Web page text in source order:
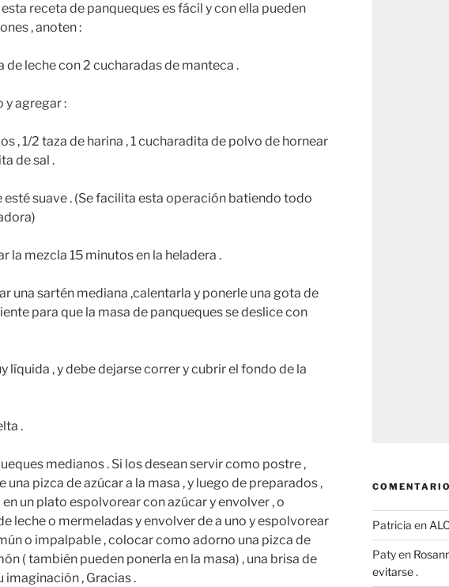
esta receta de panqueques es fácil y con ella pueden
, anoten :
de leche con 2 cucharadas de manteca .
y agregar :
, 1/2 taza de harina , 1 cucharadita de polvo de hornear
de sal .
esté suave . (Se facilita esta operación batiendo todo
la mezcla 15 minutos en la heladera .
una sartén mediana ,calentarla y ponerle una gota de
para que la masa de panqueques se deslice con
líquida , y debe dejarse correr y cubrir el fondo de la
.
medianos . Si los desean servir como postre ,
una pizca de azúcar a la masa , y luego de preparados ,
en un plato espolvorear con azúcar y envolver , o
leche o mermeladas y envolver de a uno y espolvorear
o impalpable , colocar como adorno una pizca de
( también pueden ponerla en la masa) , una brisa de
imaginación , Gracias .
Patricia en
Patyen
evitarse .